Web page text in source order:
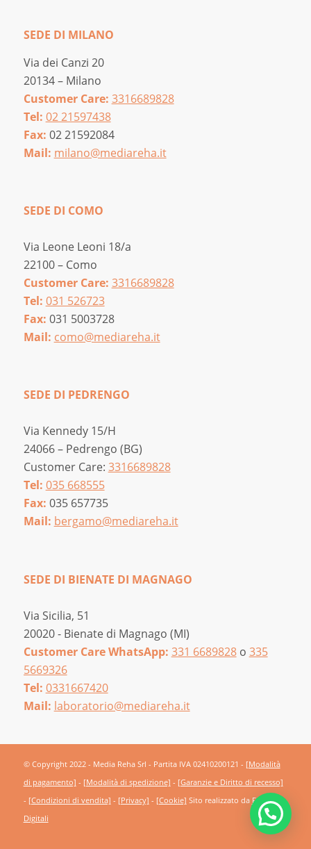
SEDE DI MILANO
Via dei Canzi 20
20134 – Milano
Customer Care: 3316689828
Tel: 02 21597438
Fax: 02 21592084
Mail: milano@mediareha.it
SEDE DI COMO
Via Leone Leoni 18/a
22100 – Como
Customer Care: 3316689828
Tel: 031 526723
Fax: 031 5003728
Mail: como@mediareha.it
SEDE DI PEDRENGO
Via Kennedy 15/H
24066 – Pedrengo (BG)
Customer Care: 3316689828
Tel: 035 668555
Fax: 035 657735
Mail: bergamo@mediareha.it
SEDE DI BIENATE DI MAGNAGO
Via Sicilia, 51
20020 - Bienate di Magnago (MI)
Customer Care WhatsApp: 331 6689828o 335
5669326
Tel: 0331667420
Mail: laboratorio@mediareha.it
© Copyright 2022 - Media Reha Srl - Partita IVA 02410200121 - [Modalità
di pagamento] - [Modalità di spedizione] - [Garanzie e Diritto di recesso]
- [Condizioni di vendita] - [Privacy] - [Cookie] Sito realizzato da Frutti
Digitali